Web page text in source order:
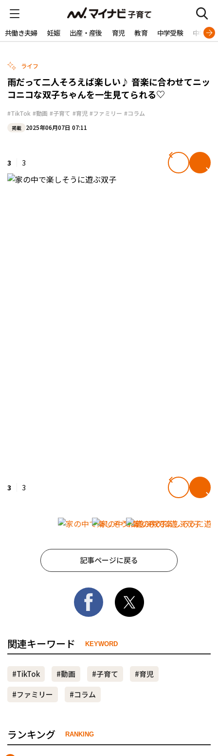
共働き夫婦 妊娠 出産・産後 育児 教育 中学受験 中学生
ライフ
雨だって二人そろえば楽しい♪ 音楽に合わせてニッ
コニコな双子ちゃんを一生見てられる♡
#TikTok #動画 #子育て #育児 #ファミリー #コラム
掲載 2025年06月07日 07:11
3 3
3 3
記事ページに戻る
関連キーワード KEYWORD
#TikTok #動画 #子育て
#育児
#ファミリー
#コラム
ランキング RANKING